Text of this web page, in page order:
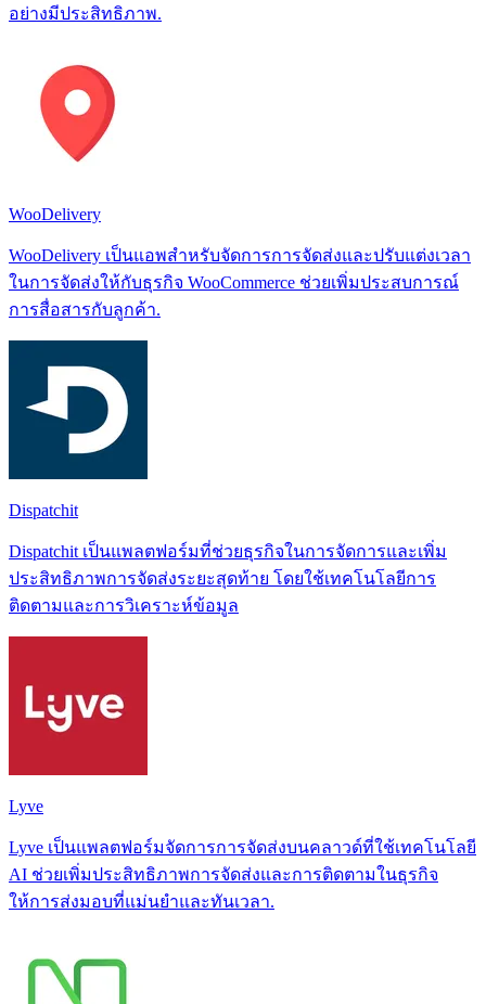
อย่างมีประสิทธิภาพ.
WooDelivery
WooDelivery เป็นแอพสำหรับจัดการการจัดส่งและปรับแต่งเวลา
ในการจัดส่งให้กับธุรกิจ WooCommerce ช่วยเพิ่มประสบการณ์
การสื่อสารกับลูกค้า.
Dispatchit
Dispatchit เป็นแพลตฟอร์มที่ช่วยธุรกิจในการจัดการและเพิ่ม
ประสิทธิภาพการจัดส่งระยะสุดท้าย โดยใช้เทคโนโลยีการ
ติดตามและการวิเคราะห์ข้อมูล
Lyve
Lyve เป็นแพลตฟอร์มจัดการการจัดส่งบนคลาวด์ที่ใช้เทคโนโลยี
AI ช่วยเพิ่มประสิทธิภาพการจัดส่งและการติดตามในธุรกิจ
ให้การส่งมอบที่แม่นยำและทันเวลา.